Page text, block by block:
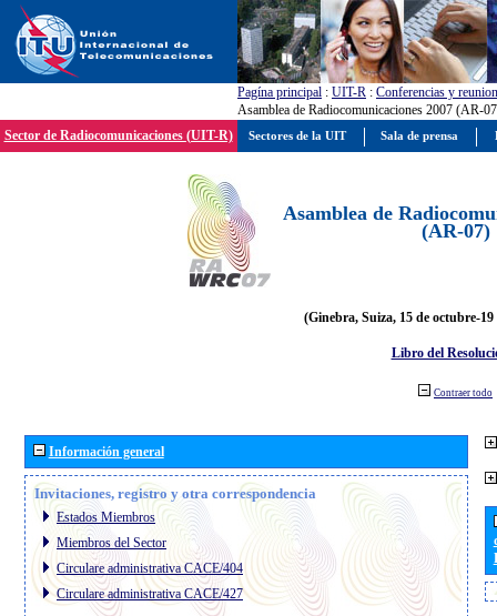
Pagína principal : UIT-R : Conferencias y
Asamblea de Radiocomunicaciones 2007 (AR-
Sector de Radiocomunicaciones (UIT-R)
Asamblea de
(AR-07)
(Ginebra, Suiza, 15 de octubre-19
Libro del
Contraer todo
Información general
Invitaciones, registro y otra correspondencia
Estados Miembros
Miembros del Sector
Circulare administrativa CACE/404
Circulare administrativa CACE/427
Sectores de la UIT Sala de prensa